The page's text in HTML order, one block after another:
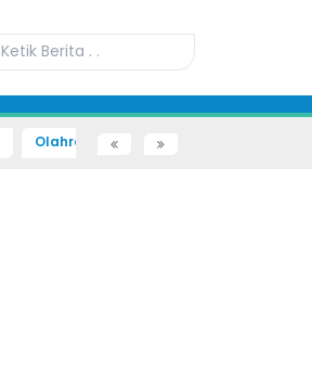
Olahraga Sains dan Teknologi